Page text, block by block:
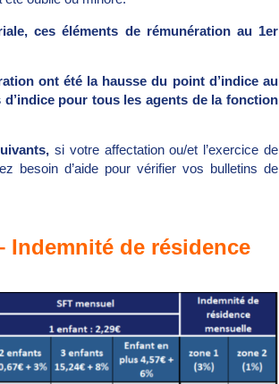
ces éléments de rémunération au 1er
ont été la hausse du point d’indice au
pour tous les agents de la fonction
si votre affectation ou/et l’exercice de
besoin d’aide pour vérifier vos bulletins de
Indemnité de résidence